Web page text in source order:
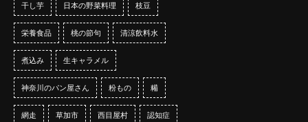
干し芋 日本の野菜料理 枝豆
栄養食品 桃の節句 清涼飲料水
煮込み 生キャラメル
神奈川のパン屋さん 粉もの 糒
網走 草加市 西目屋村 認知症